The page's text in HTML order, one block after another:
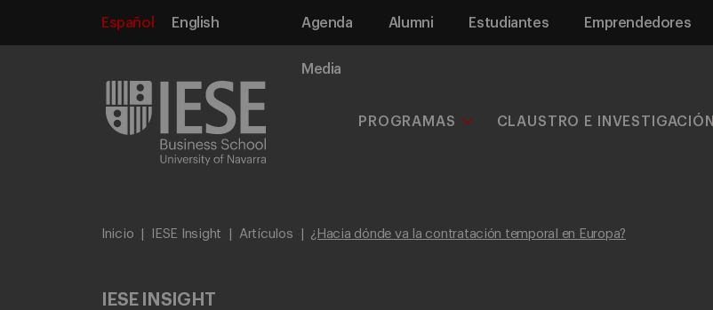
Español English Agenda Alumni Estudiantes Emprendedores
Media
PROGRAMAS CLAUSTRO E INVESTIGACIÓN
Inicio IESE Insight Artículos ¿Hacia dónde va la contratación temporal en Europa?
IESE INSIGHT